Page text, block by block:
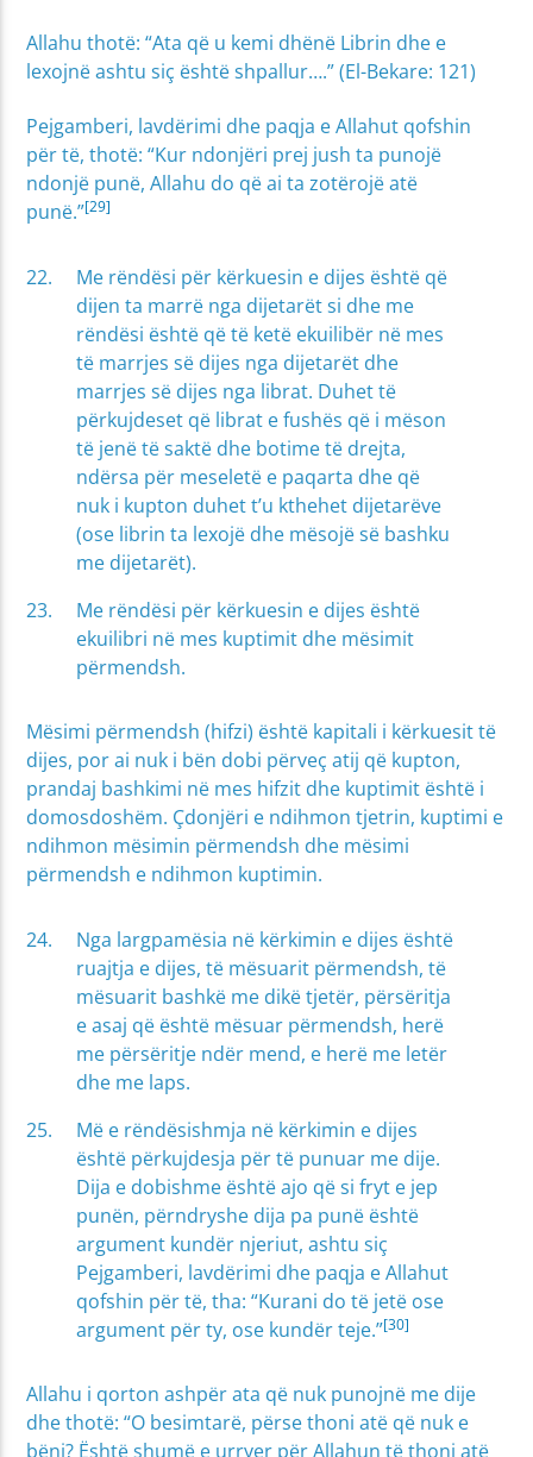
Allahu thotë: “Ata që u kemi dhënë Librin dhe e
lexojnë ashtu siç është shpallur….” (El-Bekare: 121)
Pejgamberi, lavdërimi dhe paqja e Allahut qofshin
për të, thotë: “Kur ndonjëri prej jush ta punojë
ndonjë punë, Allahu do që ai ta zotërojë atë
punë.”[29]
Me rëndësi për kërkuesin e dijes është që
dijen ta marrë nga dijetarët si dhe me
rëndësi është që të ketë ekuilibër në mes
të marrjes së dijes nga dijetarët dhe
marrjes së dijes nga librat. Duhet të
përkujdeset që librat e fushës që i mëson
të jenë të saktë dhe botime të drejta,
ndërsa për meseletë e paqarta dhe që
nuk i kupton duhet t’u kthehet dijetarëve
(ose librin ta lexojë dhe mësojë së bashku
me dijetarët).
Me rëndësi për kërkuesin e dijes është
ekuilibri në mes kuptimit dhe mësimit
përmendsh.
Mësimi përmendsh (hifzi) është kapitali i kërkuesit të
dijes, por ai nuk i bën dobi përveç atij që kupton,
prandaj bashkimi në mes hifzit dhe kuptimit është i
domosdoshëm. Çdonjëri e ndihmon tjetrin, kuptimi e
ndihmon mësimin përmendsh dhe mësimi
përmendsh e ndihmon kuptimin.
Nga largpamësia në kërkimin e dijes është
ruajtja e dijes, të mësuarit përmendsh, të
mësuarit bashkë me dikë tjetër, përsëritja
e asaj që është mësuar përmendsh, herë
me përsëritje ndër mend, e herë me letër
dhe me laps.
Më e rëndësishmja në kërkimin e dijes
është përkujdesja për të punuar me dije.
Dija e dobishme është ajo që si fryt e jep
punën, përndryshe dija pa punë është
argument kundër njeriut, ashtu siç
Pejgamberi, lavdërimi dhe paqja e Allahut
qofshin për të, tha: “Kurani do të jetë ose
argument për ty, ose kundër teje.”[30]
Allahu i qorton ashpër ata që nuk punojnë me dije
dhe thotë: “O besimtarë, përse thoni atë që nuk e
bëni? Është shumë e urryer për Allahun të thoni atë